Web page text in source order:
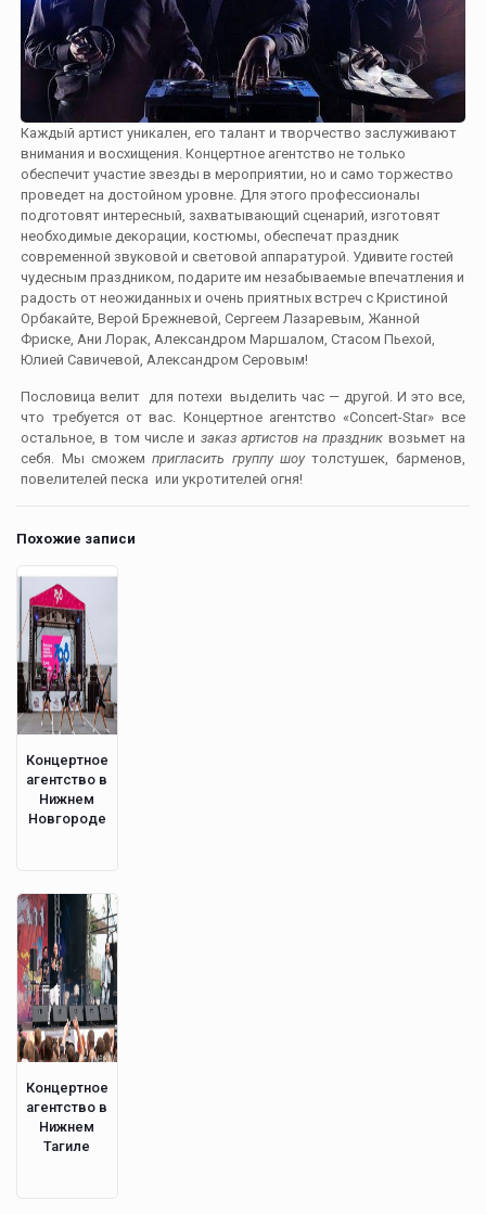
Каждый артист уникален, его талант и творчество заслуживают
внимания и восхищения. Концертное агентство не только
обеспечит участие звезды в мероприятии, но и само торжество
проведет на достойном уровне. Для этого профессионалы
подготовят интересный, захватывающий сценарий, изготовят
необходимые декорации, костюмы, обеспечат праздник
современной звуковой и световой аппаратурой. Удивите гостей
чудесным праздником, подарите им незабываемые впечатления и
радость от неожиданных и очень приятных встреч с Кристиной
Орбакайте, Верой Брежневой, Сергеем Лазаревым, Жанной
Фриске, Ани Лорак, Александром Маршалом, Стасом Пьехой,
Юлией Савичевой, Александром Серовым!
Пословица велит для потехи выделить час — другой. И это все,
что требуется от вас. Концертное агентство «Concert-Star» все
остальное, в том числе и заказ артистов на праздник возьмет на
себя. Мы сможемпригласить группу шоу толстушек, барменов,
повелителей песка или укротителей огня!
Похожие записи
Концертное
агентство в
Нижнем
Новгороде
Концертное
агентство в
Нижнем
Тагиле